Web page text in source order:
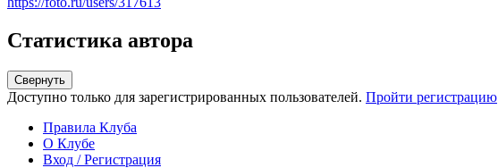
Статистика автора
Свернуть
Доступно только для зарегистрированных пользователей. Пройти регистрацию
Правила Клуба
О Клубе
Вход / Регистрация